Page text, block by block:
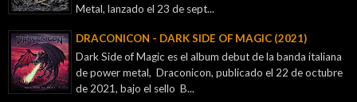
Metal, lanzado el 23 de sept...
DRACONICON - DARK SIDE OF MAGIC (2021)
Dark Side of Magic es el album debut de la banda italiana
de power metal, Draconicon, publicado el 22 de octubre
de 2021, bajo el sello B...